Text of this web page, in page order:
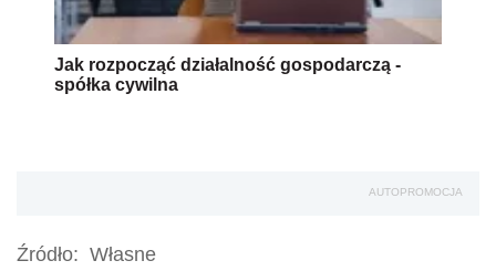
Jak rozpocząć działalność gospodarczą -
spółka cywilna
AUTOPROMOCJA
Źródło: Własne